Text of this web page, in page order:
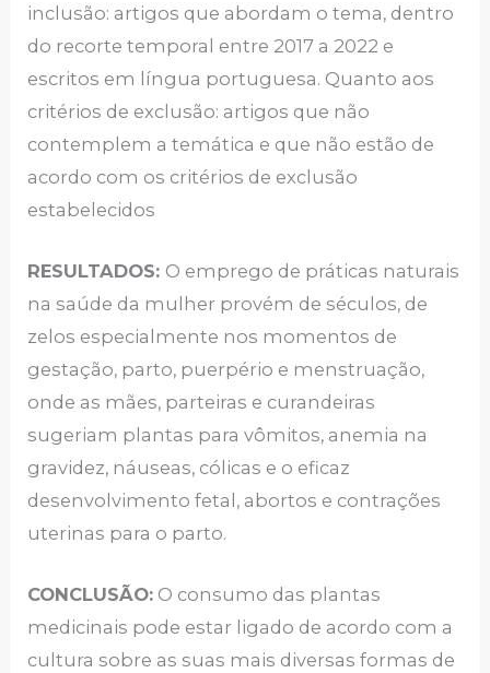
inclusão: artigos que abordam o tema, dentro
do recorte temporal entre 2017 a 2022 e
escritos em língua portuguesa. Quanto aos
critérios de exclusão: artigos que não
contemplem a temática e que não estão de
acordo com os critérios de exclusão
estabelecidos
RESULTADOS: O emprego de práticas naturais
na saúde da mulher provém de séculos, de
zelos especialmente nos momentos de
gestação, parto, puerpério e menstruação,
onde as mães, parteiras e curandeiras
sugeriam plantas para vômitos, anemia na
gravidez, náuseas, cólicas e o eficaz
desenvolvimento fetal, abortos e contrações
uterinas para o parto.
CONCLUSÃO: O consumo das plantas
medicinais pode estar ligado de acordo com a
cultura sobre as suas mais diversas formas de